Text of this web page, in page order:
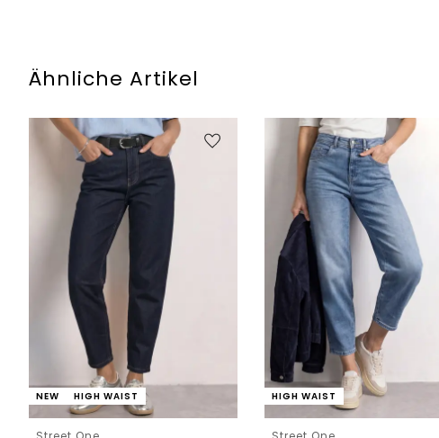
Ähnliche Artikel
NEW HIGH WAIST HIGH WAIST